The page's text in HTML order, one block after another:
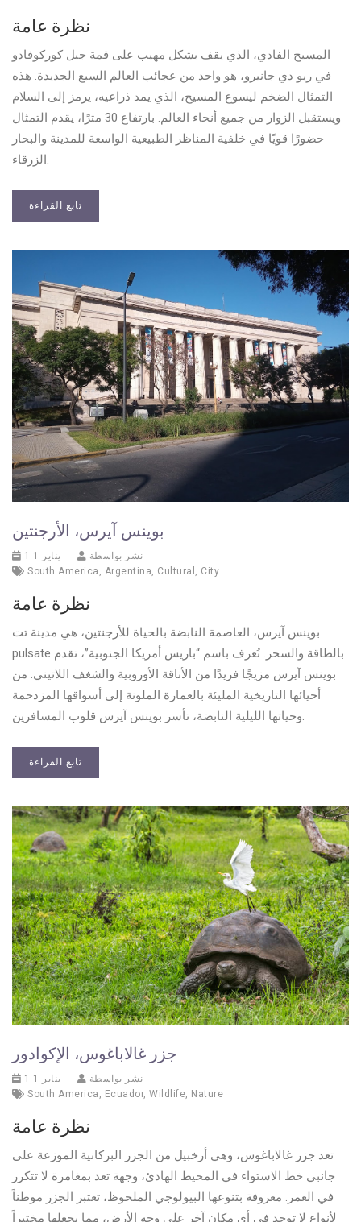
نظرة عامة
المسيح الفادي، الذي يقف بشكل مهيب على قمة جبل كوركوفادو
في ريو دي جانيرو، هو واحد من عجائب العالم السبع الجديدة. هذه
التمثال الضخم ليسوع المسيح، الذي يمد ذراعيه، يرمز إلى السلام
ويستقبل الزوار من جميع أنحاء العالم. بارتفاع 30 مترًا، يقدم التمثال
حضورًا قويًا في خلفية المناظر الطبيعية الواسعة للمدينة والبحار
الزرقاء.
تابع القراءة
بوينس آيرس، الأرجنتين
1 يناير 1
نشر بواسطة
South America , Argentina, Cultural , City
نظرة عامة
بوينس آيرس، العاصمة النابضة بالحياة للأرجنتين، هي مدينة تت
pulsate بالطاقة والسحر. تُعرف باسم “باريس أمريكا الجنوبية”، تقدم
بوينس آيرس مزيجًا فريدًا من الأناقة الأوروبية والشغف اللاتيني. من
أحيائها التاريخية المليئة بالعمارة الملونة إلى أسواقها المزدحمة
وحياتها الليلية النابضة، تأسر بوينس آيرس قلوب المسافرين.
تابع القراءة
جزر غالاباغوس، الإكوادور
1 يناير 1
نشر بواسطة
South America
Ecuador, Wildlife Nature
نظرة عامة
تعد جزر غالاباغوس، وهي أرخبيل من الجزر البركانية الموزعة على
جانبي خط الاستواء في المحيط الهادئ، وجهة تعد بمغامرة لا تتكرر
في العمر. معروفة بتنوعها البيولوجي الملحوظ، تعتبر الجزر موطناً
لأنواع لا توجد في أي مكان آخر على وجه الأرض، مما يجعلها مختبراً